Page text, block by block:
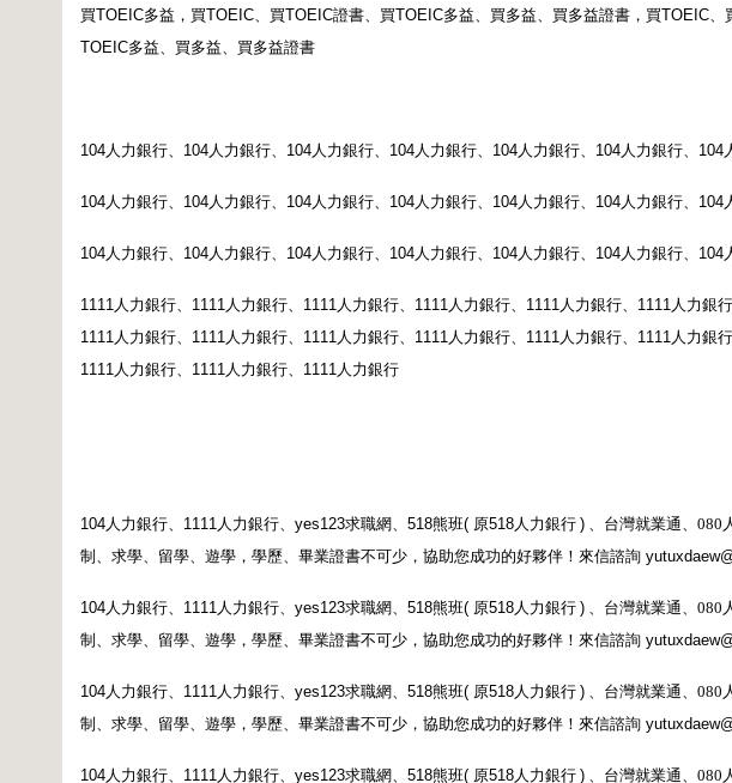
買TOEIC多益，買TOEIC、買TOEIC證書、買TOEIC多益、買多益、買多益證書，買TOEIC、
TOEIC多益、買多益、買多益證書
104人力銀行、 104人力銀行、 104人力銀行、 104人力銀行、 104人力銀行、 104人力銀行、 104
104人力銀行、 104人力銀行、 104人力銀行、 104人力銀行、 104人力銀行、 104人力銀行、 104
104人力銀行、 104人力銀行、 104人力銀行、 104人力銀行、 104人力銀行、 104人力銀行、 104
1111人力銀行、 1111人力銀行、 1111人力銀行、 1111人力銀行、 1111人力銀行、 1111人力銀行
1111人力銀行、 1111人力銀行、 1111人力銀行、 1111人力銀行、 1111人力銀行、 1111人力銀行
1111人力銀行、 1111人力銀行、 1111人力銀行
104人力銀行、 1111人力銀行、 yes123求職網、 518熊班( 原518人力銀行 ) 、台灣就業通、 080
制、求學、留學、遊學，學歷、畢業證書不可少，協助您成功的好夥伴！ 來信諮詢
104人力銀行、 1111人力銀行、 yes123求職網、 518熊班( 原518人力銀行 ) 、台灣就業通、 080
制、求學、留學、遊學，學歷、畢業證書不可少，協助您成功的好夥伴！ 來信諮詢
104人力銀行、 1111人力銀行、 yes123求職網、 518熊班( 原518人力銀行 ) 、台灣就業通、 080
制、求學、留學、遊學，學歷、畢業證書不可少，協助您成功的好夥伴！ 來信諮詢
104人力銀行、 1111人力銀行、 yes123求職網、 518熊班( 原518人力銀行 ) 、台灣就業通、 080